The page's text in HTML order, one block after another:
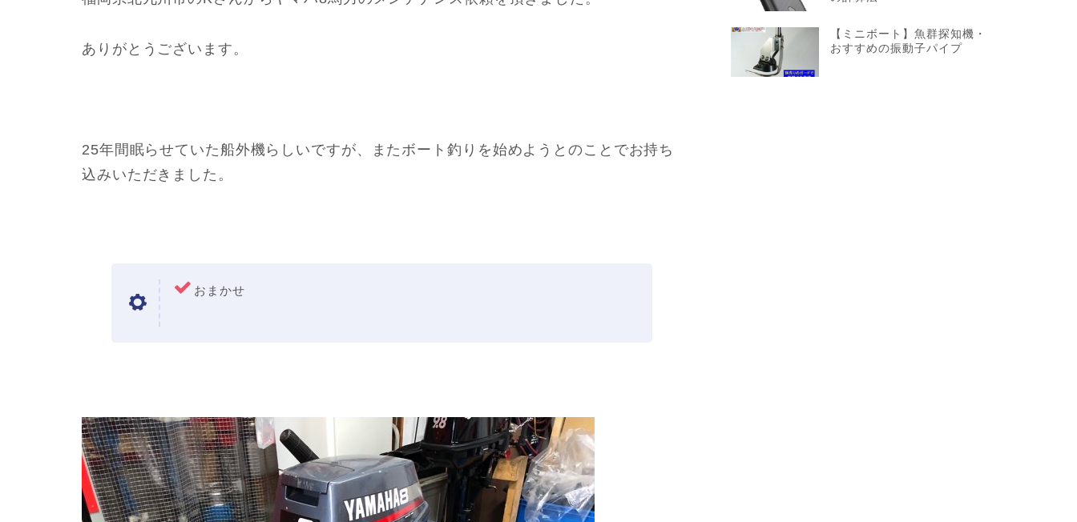
ありがとうございます。
25年間眠らせていた船外機らしいですが、またボート釣りを始めようとのことでお持ち
込みいただきました。
おまかせ
【ミニボート】魚群探知機・
おすすめの振動子パイプ